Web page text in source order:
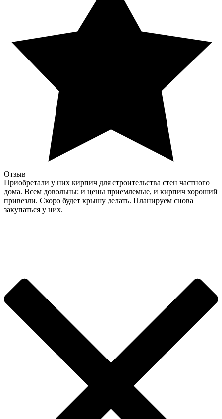
Отзыв
Приобретали у них кирпич для строительства стен частного
дома. Всем довольны: и цены приемлемые, и кирпич хороший
привезли. Скоро будет крышу делать. Планируем снова
закупаться у них.